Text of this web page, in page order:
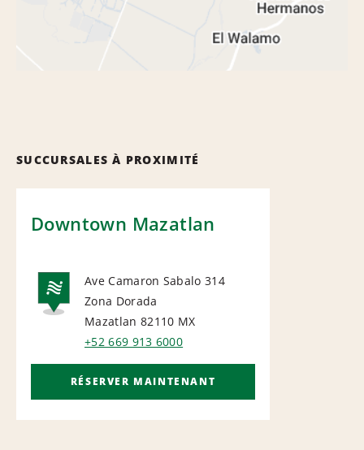
SUCCURSALES À PROXIMITÉ
Downtown Mazatlan
NATIONAL
Ave Camaron Sabalo 314
Zona Dorada
Mazatlan 82110 MX
+52 669 913 6000
RÉSERVER MAINTENANT